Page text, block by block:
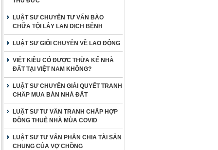
LUẬT SƯ CHUYÊN TƯ VẤN BÀO
CHỮA TỘI LÂY LAN DỊCH BỆNH
LUẬT SƯ GIỎI CHUYÊN VỀ LAO ĐỘNG
VIỆT KIỀU CÓ ĐƯỢC THỪA KẾ NHÀ
ĐẤT TẠI VIỆT NAM KHÔNG?
LUẬT SƯ CHUYÊN GIẢI QUYẾT TRANH
CHẤP MUA BÁN NHÀ ĐẤT
LUẬT SƯ TƯ VẤN TRANH CHẤP HỢP
ĐỒNG THUÊ NHÀ MÙA COVID
LUẬT SƯ TƯ VẤN PHÂN CHIA TÀI SẢN
CHUNG CỦA VỢ CHỒNG